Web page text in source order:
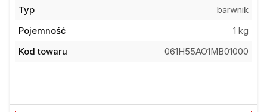
Typ
barwnik
Pojemność
1 kg
Kod towaru
061H55AO1MB01000